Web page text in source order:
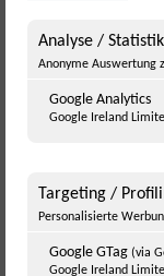
Analyse / Statistik
Anonyme Auswertung
Google Analytics
Google Ireland
Targeting /
Personalisierte
Google GTag (via
Google Ireland